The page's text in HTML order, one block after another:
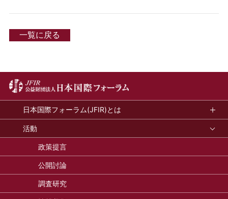
一覧に戻る
日本国際フォーラム(JFIR)とは
活動
政策提言
公開討論
調査研究